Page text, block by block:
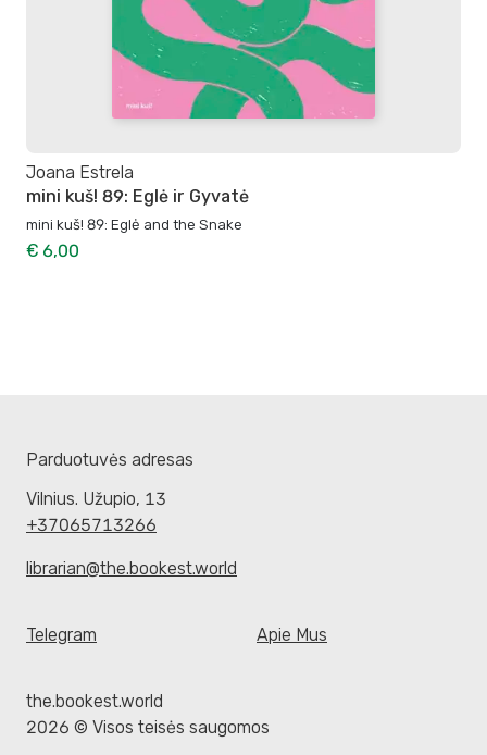
Joana Estrela
mini kuš! 89: Eglė ir Gyvatė
mini kuš! 89: Eglė and the Snake
€ 6,00
Parduotuvės adresas
Vilnius. Užupio, 13
+37065713266
librarian@the.bookest.world
Telegram Apie Mus
the.bookest.world
2026 © Visos teisės saugomos